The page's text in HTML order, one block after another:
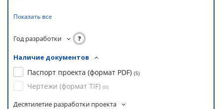
Показать все
Год разработки ?
Наличие документов
Паспорт проекта (формат PDF) (5)
Чертежи (формат TIF) (0)
Десятилетие разработки проекта